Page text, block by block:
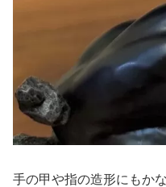
手の甲や指の造形にもか